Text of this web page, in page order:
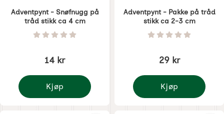
Adventpynt - Snøfnugg på
tråd stikk ca 4 cm
Varenummer 6806Vurdering: 0 Stjerne av 5
14 kr
Kjøp
Adventpynt - Snøfnugg på tråd stikk ca 4 cm
Adventpynt - Pakke på tråd
stikk ca 2-3 cm
Varenummer 6807Vurdering: 0
29 kr
Kjøp
Adventpynt - Pakke